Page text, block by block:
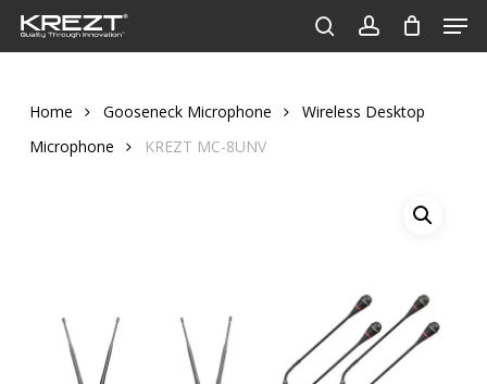
Skip
searchaccount
Home Gooseneck Microphone
Wireless Desktop
Microphone
KREZT MC-8UNV